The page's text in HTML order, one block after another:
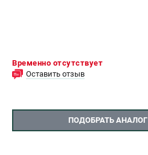
Временно отсутствует
Оставить отзыв
ПОДОБРАТЬ АНАЛОГ